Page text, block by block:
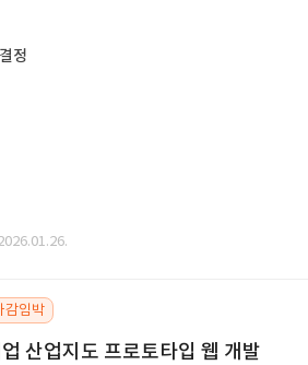
정
감임박
산업지도 프로토타입 웹 개발